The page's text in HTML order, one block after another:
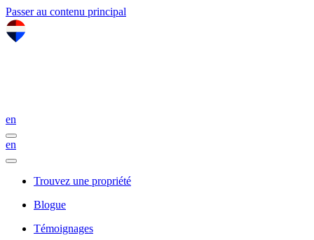
Passer au contenu principal
en
en
Trouvez une propriété
Blogue
Témoignages